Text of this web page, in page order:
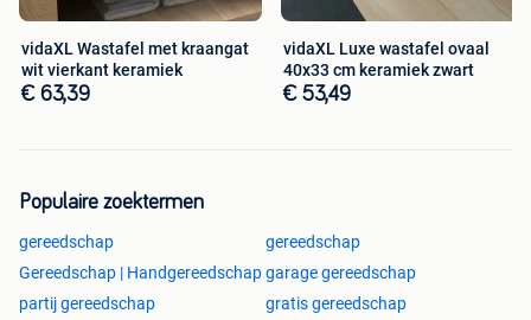
vidaXL Wastafel met kraangat
wit vierkant keramiek
€ 63,39
vidaXL Luxe wastafel ovaal
40x33 cm keramiek zwart
€ 53,49
Populaire zoektermen
gereedschap
gereedschap
Gereedschap | Handgereedschapgarage gereedschap
partij gereedschap
gratis gereedschap